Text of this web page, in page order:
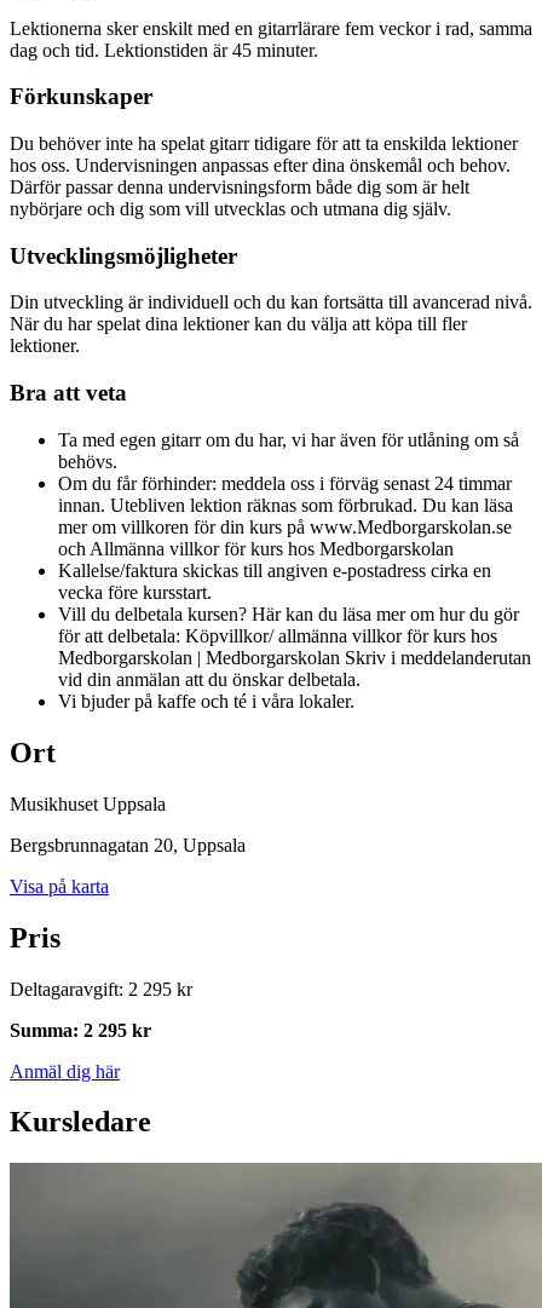
Lektionerna sker enskilt med en gitarrlärare fem veckor i rad, samma
dag och tid. Lektionstiden är 45 minuter.
Förkunskaper
Du behöver inte ha spelat gitarr tidigare för att ta enskilda lektioner
hos oss. Undervisningen anpassas efter dina önskemål och behov.
Därför passar denna undervisningsform både dig som är helt
nybörjare och dig som vill utvecklas och utmana dig själv.
Utvecklingsmöjligheter
Din utveckling är individuell och du kan fortsätta till avancerad nivå.
När du har spelat dina lektioner kan du välja att köpa till fler
lektioner.
Bra att veta
Ta med egen gitarr om du har, vi har även för utlåning om så
behövs.
Om du får förhinder: meddela oss i förväg senast 24 timmar
innan. Utebliven lektion räknas som förbrukad. Du kan läsa
mer om villkoren för din kurs på www.Medborgarskolan.se
och Allmänna villkor för kurs hos Medborgarskolan
Kallelse/faktura skickas till angiven e-postadress cirka en
vecka före kursstart.
Vill du delbetala kursen? Här kan du läsa mer om hur du gör
för att delbetala: Köpvillkor/ allmänna villkor för kurs hos
Medborgarskolan | Medborgarskolan Skriv i meddelanderutan
vid din anmälan att du önskar delbetala.
Vi bjuder på kaffe och té i våra lokaler.
Ort
Musikhuset Uppsala
Bergsbrunnagatan 20, Uppsala
Visa på karta
Pris
Deltagaravgift: 2 295 kr
Summa: 2 295 kr
Anmäl dig här
Kursledare